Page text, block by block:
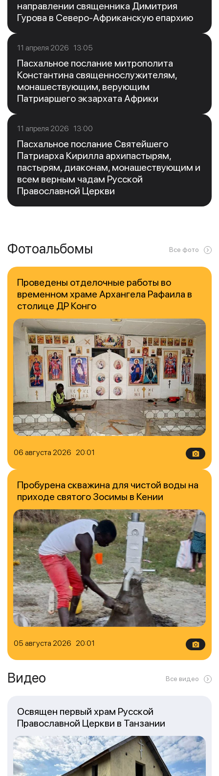
направлении священника Димитрия
Гурова в Северо-Африканскую епархию
11 апреля 2026 13:05
Пасхальное послание митрополита
Константина священнослужителям,
монашествующим, верующим
Патриаршего экзархата Африки
11 апреля 2026 13:00
Пасхальное послание Святейшего
Патриарха Кирилла архипастырям,
пастырям, диаконам, монашествующим и
всем верным чадам Русской
Православной Церкви
Фотоальбомы Все фото
06 августа 2026 20:01
Проведены отделочные работы во
временном храме Архангела Рафаила в
столице ДР Конго
05 августа 2026 20:01
Пробурена скважина для чистой воды на
приходе святого Зосимы в Кении
Видео Все видео
Освящен первый храм Русской
Православной Церкви в Танзании